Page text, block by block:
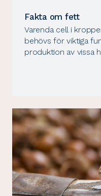
Fakta om fett
Varenda cell i
behövs för viktiga
produktion av vissa